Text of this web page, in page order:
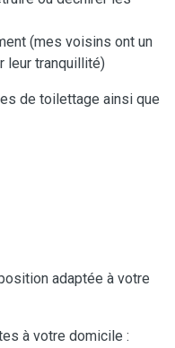
(mes voisins ont un
leur tranquillité)
de toilettage ainsi que
adaptée à votre
à votre domicile :